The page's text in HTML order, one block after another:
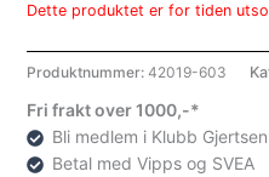
Dette produktet er for tiden
Produktnummer:42019-603
Fri frakt over 1000,-*
Bli medlem i Klubb
Betal med Vipps og SVEA